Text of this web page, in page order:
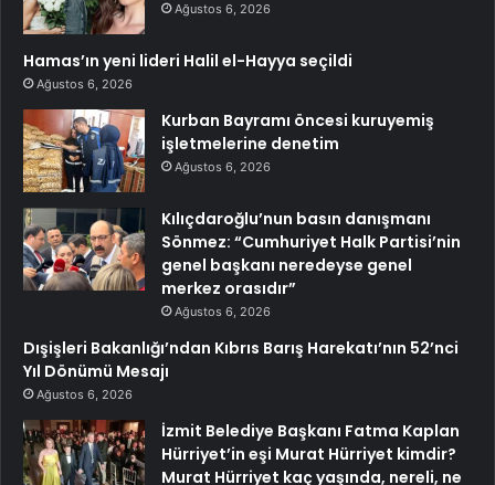
Ağustos 6, 2026
Hamas’ın yeni lideri Halil el-Hayya seçildi
Ağustos 6, 2026
Kurban Bayramı öncesi kuruyemiş
işletmelerine denetim
Ağustos 6, 2026
Kılıçdaroğlu’nun basın danışmanı
Sönmez: “Cumhuriyet Halk Partisi’nin
genel başkanı neredeyse genel
merkez orasıdır”
Ağustos 6, 2026
Dışişleri Bakanlığı’ndan Kıbrıs Barış Harekatı’nın 52’nci
Yıl Dönümü Mesajı
Ağustos 6, 2026
İzmit Belediye Başkanı Fatma Kaplan
Hürriyet’in eşi Murat Hürriyet kimdir?
Murat Hürriyet kaç yaşında, nereli, ne